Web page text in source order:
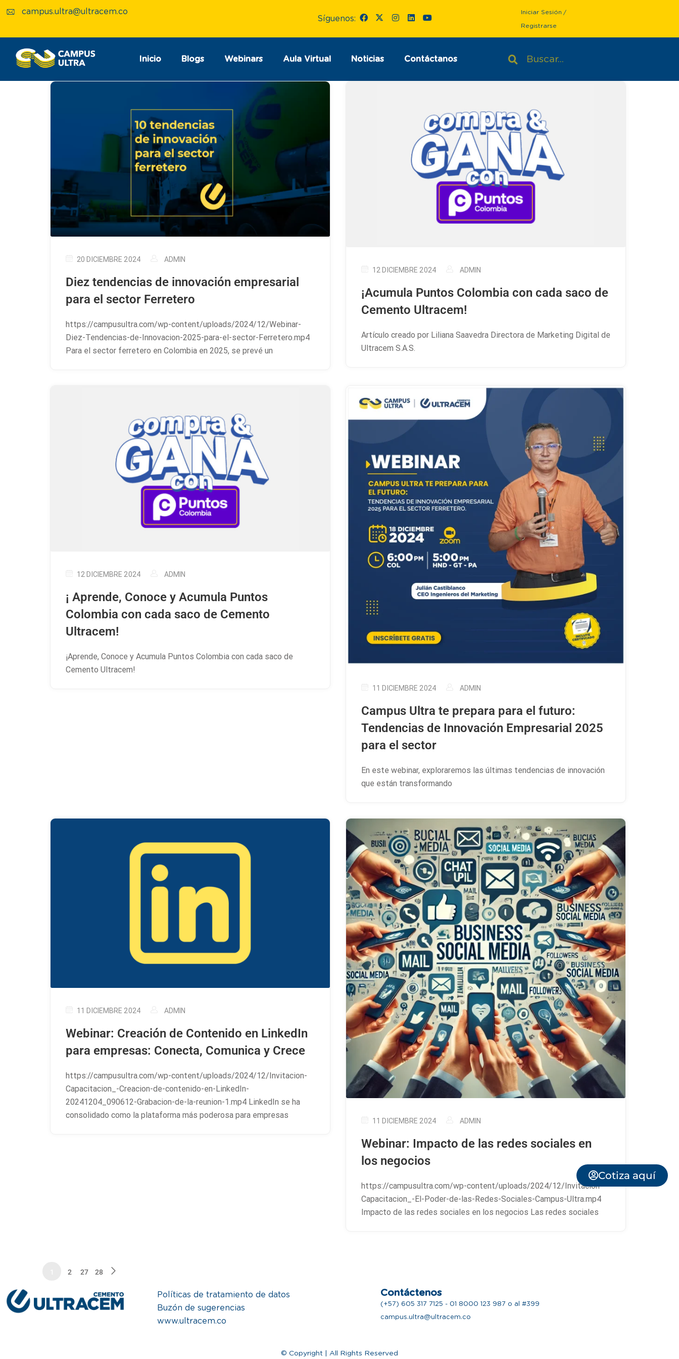
campus.ultra@ultracem.co
Síguenos:
Iniciar Sesión /
Registrarse
Inicio Blogs Webinars Aula Virtual Noticias Contáctanos
20 DICIEMBRE 2024 ADMIN
Diez tendencias de innovación empresarial
para el sector Ferretero
https://campusultra.com/wp-content/uploads/2024/12/Webinar-
Diez-Tendencias-de-Innovacion-2025-para-el-sector-Ferretero.mp4
Para el sector ferretero en Colombia en 2025, se prevé un
12 DICIEMBRE 2024 ADMIN
¡Acumula Puntos Colombia con cada saco de
Cemento Ultracem!
Artículo creado por Liliana Saavedra Directora de Marketing Digital de
Ultracem S.A.S.
12 DICIEMBRE 2024 ADMIN
¡ Aprende, Conoce y Acumula Puntos
Colombia con cada saco de Cemento
Ultracem!
¡Aprende, Conoce y Acumula Puntos Colombia con cada saco de
Cemento Ultracem!
11 DICIEMBRE 2024 ADMIN
Campus Ultra te prepara para el futuro:
Tendencias de Innovación Empresarial 2025
para el sector
En este webinar, exploraremos las últimas tendencias de innovación
que están transformando
11 DICIEMBRE 2024 ADMIN
Webinar: Creación de Contenido en LinkedIn
para empresas: Conecta, Comunica y Crece
https://campusultra.com/wp-content/uploads/2024/12/Invitacion-
Capacitacion_-Creacion-de-contenido-en-LinkedIn-
20241204_090612-Grabacion-de-la-reunion-1.mp4 LinkedIn se ha
consolidado como la plataforma más poderosa para empresas
11 DICIEMBRE 2024 ADMIN
Webinar: Impacto de las redes sociales en
los negocios
https://campusultra.com/wp-content/uploads/2024/12/Invitacion-
Capacitacion_-El-Poder-de-las-Redes-Sociales-Campus-Ultra.mp4
Impacto de las redes sociales en los negocios Las redes sociales
2 27 28
Políticas de tratamiento de datos
Buzón de sugerencias
www.ultracem.co
Contáctenos
(+57) 605 317 7125 - 01 8000 123 987 o al #399
campus.ultra@ultracem.co
© Copyright | All Rights Reserved
Cotiza aquí